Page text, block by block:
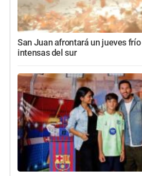
San Juan afrontará un jueves
intensas del sur